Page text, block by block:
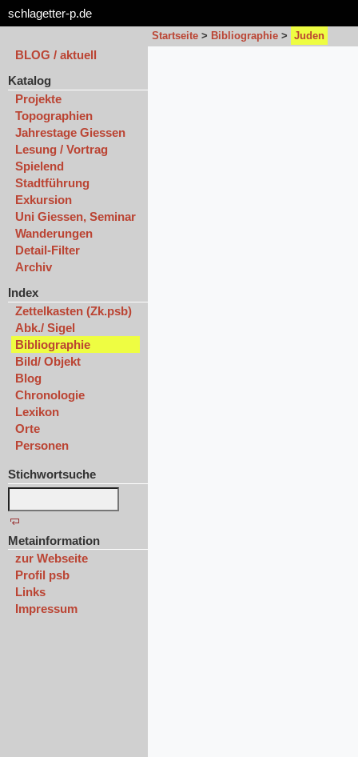
schlagetter-p.de
Startseite > Bibliographie > Juden
BLOG / aktuell
Katalog
Projekte
Topographien
Jahrestage Giessen
Lesung / Vortrag
Spielend
Stadtführung
Exkursion
Uni Giessen, Seminar
Wanderungen
Detail-Filter
Archiv
Index
Zettelkasten (Zk.psb)
Abk./ Sigel
Bibliographie
Bild/ Objekt
Blog
Chronologie
Lexikon
Orte
Personen
Stichwortsuche
Metainformation
zur Webseite
Profil psb
Links
Impressum